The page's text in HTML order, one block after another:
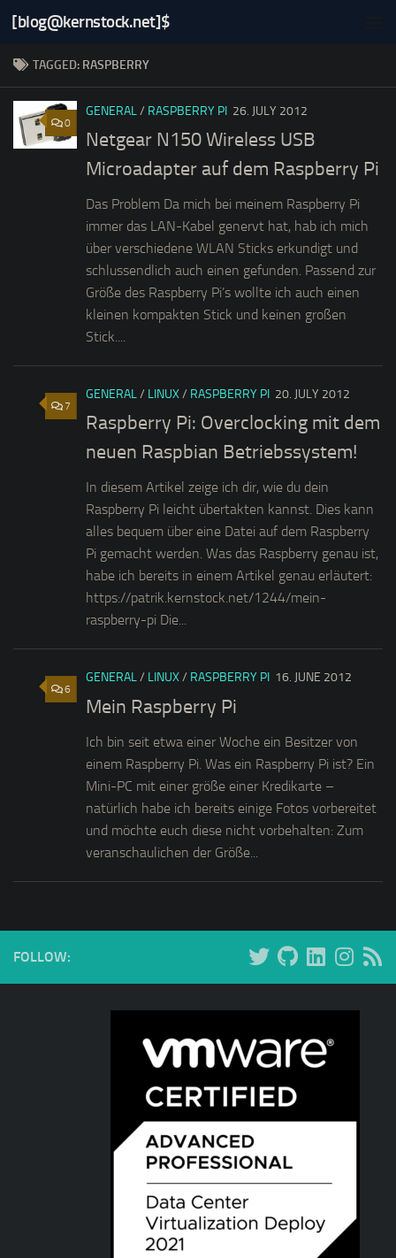
Skip to content
[blog@kernstock.net]$
TAGGED: RASPBERRY
0
GENERAL/ RASPBERRY PI 26. JULY 2012
Netgear N150 Wireless USB
Microadapter auf dem Raspberry Pi
Das Problem Da mich bei meinem Raspberry Pi
immer das LAN-Kabel genervt hat, hab ich mich
über verschiedene WLAN Sticks erkundigt und
schlussendlich auch einen gefunden. Passend zur
Größe des Raspberry Pi’s wollte ich auch einen
kleinen kompakten Stick und keinen großen
Stick....
7
GENERAL/ LINUX/ RASPBERRY PI 20. JULY 2012
Raspberry Pi: Overclocking mit dem
neuen Raspbian Betriebssystem!
In diesem Artikel zeige ich dir, wie du dein
Raspberry Pi leicht übertakten kannst. Dies kann
alles bequem über eine Datei auf dem Raspberry
Pi gemacht werden. Was das Raspberry genau ist,
habe ich bereits in einem Artikel genau erläutert:
https://patrik.kernstock.net/1244/mein-
raspberry-pi Die...
6
GENERAL/ LINUX/ RASPBERRY PI 16. JUNE 2012
Mein Raspberry Pi
Ich bin seit etwa einer Woche ein Besitzer von
einem Raspberry Pi. Was ein Raspberry Pi ist? Ein
Mini-PC mit einer größe einer Kredikarte –
natürlich habe ich bereits einige Fotos vorbereitet
und möchte euch diese nicht vorbehalten: Zum
veranschaulichen der Größe...
FOLLOW: